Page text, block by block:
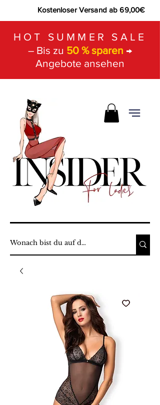
Kostenloser Versand ab 69,00€
HOT SUMMER SALE
– Bis zu 50 % sparen →
Angebote ansehen